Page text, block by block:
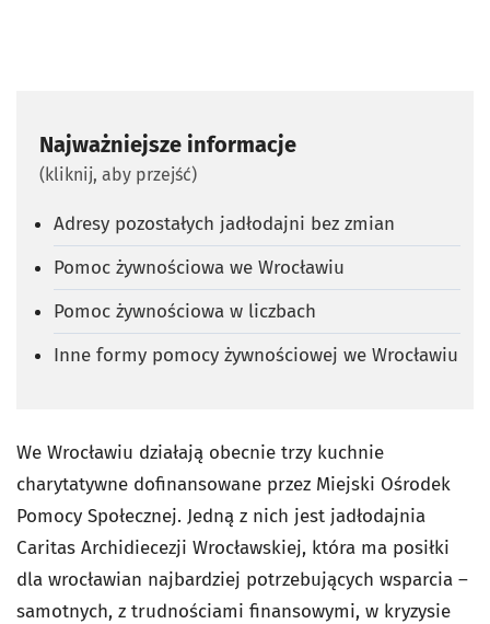
Najważniejsze informacje
(kliknij, aby przejść)
Adresy pozostałych jadłodajni bez zmian
Pomoc żywnościowa we Wrocławiu
Pomoc żywnościowa w liczbach
Inne formy pomocy żywnościowej we Wrocławiu
We Wrocławiu działają obecnie trzy kuchnie
charytatywne dofinansowane przez Miejski Ośrodek
Pomocy Społecznej. Jedną z nich jest jadłodajnia
Caritas Archidiecezji Wrocławskiej, która ma posiłki
dla wrocławian najbardziej potrzebujących wsparcia –
samotnych, z trudnościami finansowymi, w kryzysie